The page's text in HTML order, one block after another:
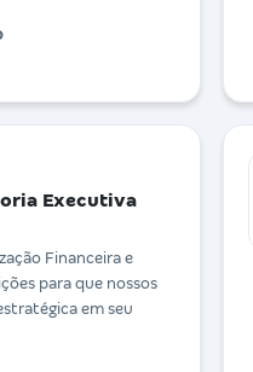
Executiva
Financeira e
para que nossos
em seu